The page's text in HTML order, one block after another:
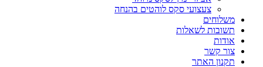
צעצועי סקס לוהטים בהנחה
משלוחים
תשובות לשאלות
אודות
צור קשר
תקנון האתר